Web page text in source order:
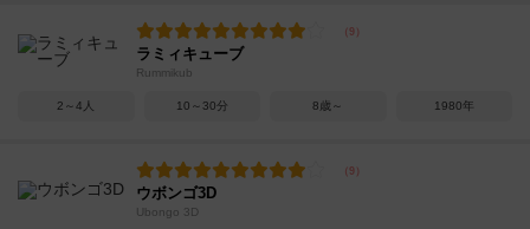
ラミィキューブ
Rummikub
2～4人 10～30分 8歳～ 1980年
ウボンゴ3D
Ubongo 3D